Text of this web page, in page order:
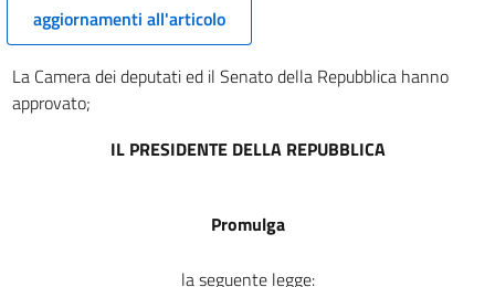
aggiornamenti all'articolo
La Camera dei deputati ed il Senato della Repubblica hanno
approvato;
IL PRESIDENTE DELLA REPUBBLICA
Promulga
la seguente legge: